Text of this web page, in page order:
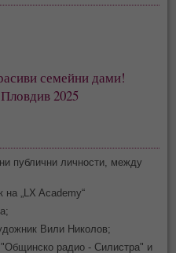
семейни дами!
2025
публични личности, между
„LX Academy“
Вили Николов;
радио - Силистра" и